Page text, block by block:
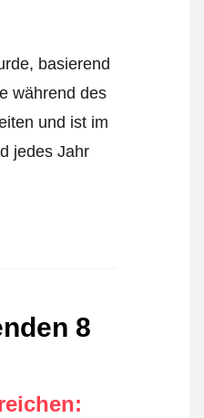
basierend
während des
und ist im
jedes Jahr
8
: